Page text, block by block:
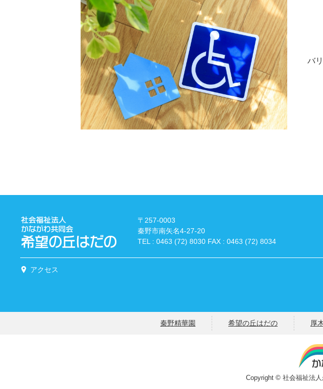
バ
〒257-0003
秦野市南矢名4-27-20
TEL : 0463 (72) 8030 FAX : 0463 (72) 8034
アクセス
秦野精華園 希望の丘はだの 厚
Copyright © 社会福祉法